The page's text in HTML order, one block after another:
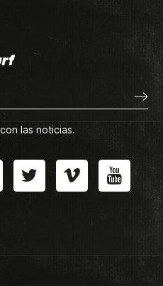
las noticias.